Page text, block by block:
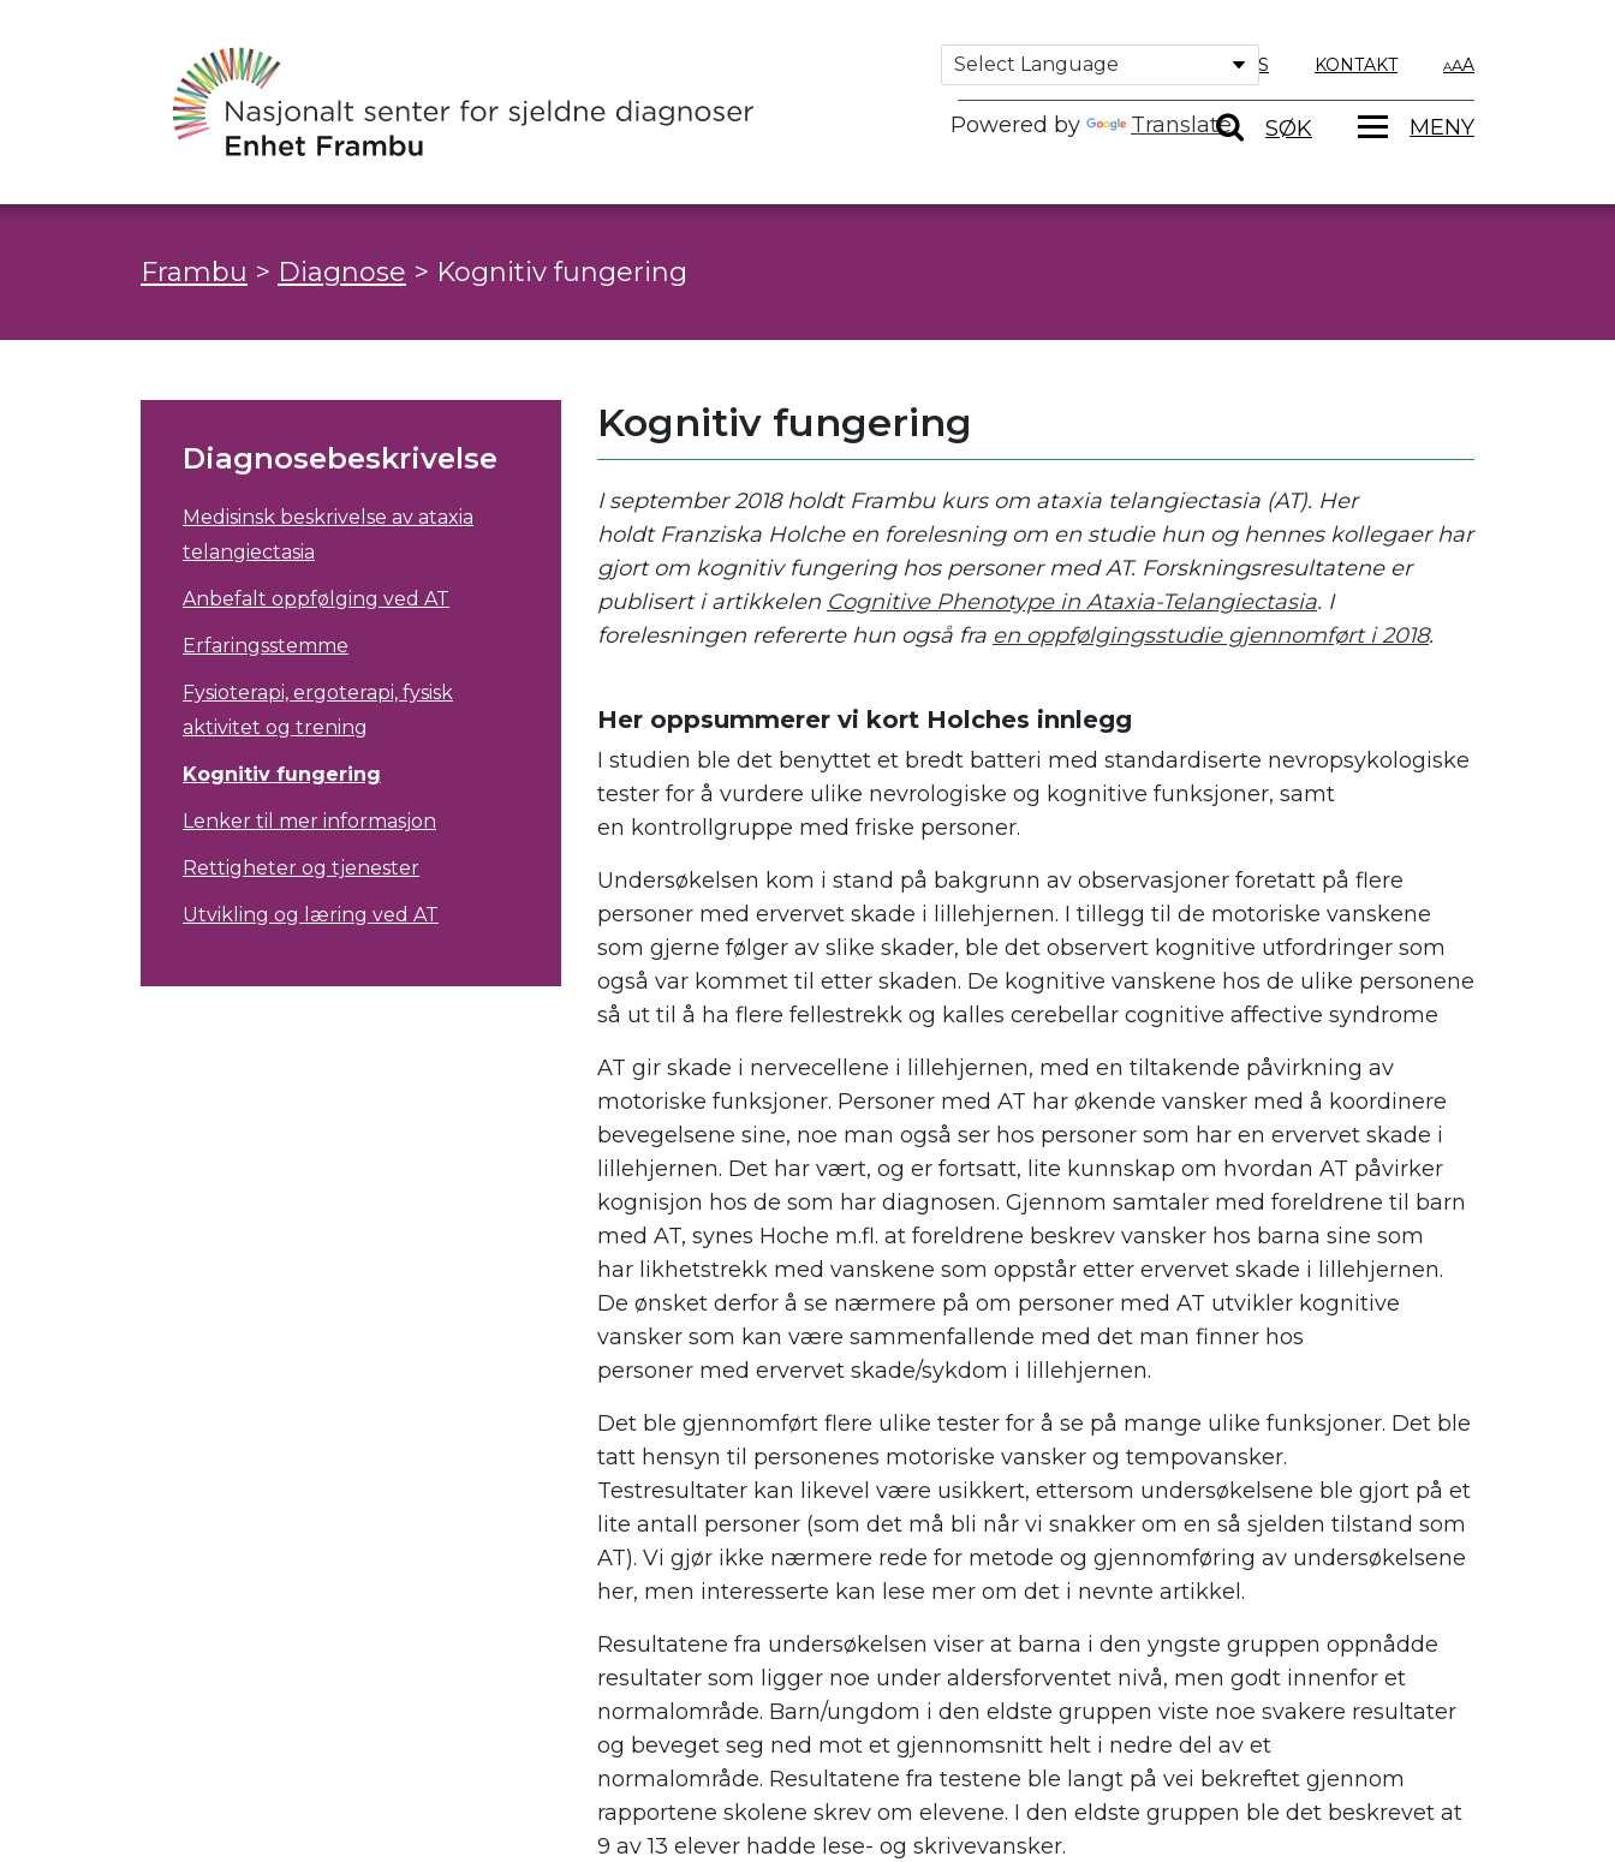
Powered by Translate
OM OSS KONTAKT A
SØK MENY
Frambu > Diagnose > Kognitiv fungering
Diagnosebeskrivelse
Medisinsk beskrivelse av ataxia
telangiectasia
Anbefalt oppfølging ved AT
Erfaringsstemme
Fysioterapi, ergoterapi, fysisk
aktivitet og trening
Kognitiv fungering
Lenker til mer informasjon
Rettigheter og tjenester
Utvikling og læring ved AT
Kognitiv fungering
I september 2018 holdt Frambu kurs om ataxia telangiectasia (AT). Her
holdt Franziska Holche en forelesning om en studie hun og hennes kollegaer har
gjort om kognitiv fungering hos personer med AT. Forskningsresultatene er
publisert i artikkelen Cognitive Phenotype in Ataxia-Telangiectasia. I
forelesningen refererte hun også fra en oppfølgingsstudie gjennomført i 2018.
Her oppsummerer vi kort Holches innlegg
I studien ble det benyttet et bredt batteri med standardiserte nevropsykologiske
tester for å vurdere ulike nevrologiske og kognitive funksjoner, samt
en kontrollgruppe med friske personer.
Undersøkelsen kom i stand på bakgrunn av observasjoner foretatt på flere
personer med ervervet skade i lillehjernen. I tillegg til de motoriske vanskene
som gjerne følger av s like skader, b le det observert kognitive utfordringer som
også var kommet til etter skaden. De kognitive vanskene hos de ulike personene
så ut til å ha flere fellestrekk og kalles cerebellar cognitive affective syndrome
AT gir skade i nervecellene i lillehjernen, med en tiltakende påvirkning av
motoriske funksjoner. Personer med AT har økende vansker med å koordinere
bevegelsene sine, noe man også ser hos personer som har en ervervet skade i
lillehjernen. Det har vært, og er fortsatt, lite kunnskap om hvordan AT påvirker
kognisjon hos de som har diagnosen. Gjennom samtaler med foreldrene til barn
med AT, synes Hoche m.fl. at foreldrene beskrev vansker hos barna sine som
har likhetstrekk med vanskene som oppstår etter ervervet skade i lillehjernen.
De ønsket derfor å se nærmere på om personer med AT utvikler kognitive
vansker som kan være sammenfallende med det man finner hos
personer med ervervet skade/sykdom i lillehjernen.
Det ble gjennomført flere ulike tester for å se på mange ulike funksjoner. Det ble
tatt hensyn til personenes motoriske vansker og tempovansker.
Testresultater kan li kevel være usikkert, ettersom undersøkelsene ble gjort på et
lite antall personer (som det må bli når vi snakker om en så sjelden tilstand som
AT). Vi gjør ikke nærmere rede for metode og gjennomføring av undersøkelsene
her, men interesserte kan lese mer om det i nevnte artikkel.
Resultatene fra undersøkelsen viser at barna i den yngste gruppen oppnådde
resultater som ligger noe under aldersforventet nivå, men godt innenfor et
normalområde. Barn/ungdom i den eldste gruppen viste noe svakere resultater
og beveget seg ned mot et gjennomsnitt helt i nedre del av et
normalområde. Resultatene fra testene ble langt på vei bekreftet gjennom
rapportene skolene skrev om elevene. I den eldste gruppen ble det beskrevet at
9 av 13 elever hadde lese- og skrivevansker.